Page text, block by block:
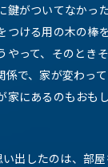
鍵がついてなかっ
つける用の木の棒
やって、そのとき
係で、家が変わっ
家にあるのもおも
い出したのは、部